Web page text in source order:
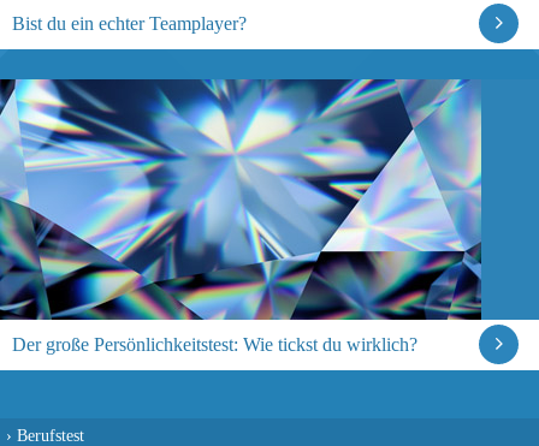
Bist du ein echter Teamplayer?
Der große Persönlichkeitstest: Wie tickst du wirklich?
› Berufstest